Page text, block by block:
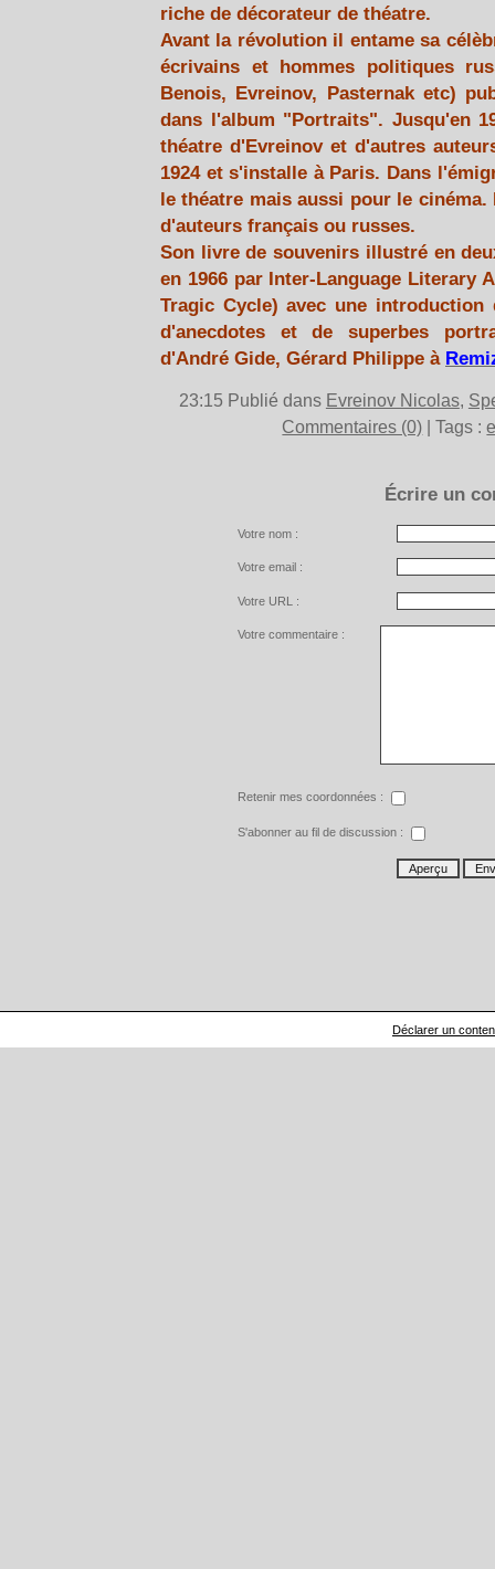
riche de décorateur de théatre.
Avant la révolution il entame sa
écrivains et hommes politiques
Benois, Evreinov, Pasternak etc)
dans l'album "Portraits". Jusqu'en
théatre d'Evreinov et d'autres
1924 et s'installe à Paris. Dans
le théatre mais aussi pour le
d'auteurs français ou russes.
Son livre de souvenirs illustré en
en 1966 par Inter-Language Literary
Tragic Cycle) avec une introduction
d'anecdotes et de superbes
d'André Gide, Gérard Philippe à
23:15 Publié dans Evreinov Nicolas,
Commentaires (0) | Tags :
Écrire un
Votre nom :
Votre email :
Votre URL :
Votre commentaire :
Retenir mes coordonnées :
S'abonner au fil de discussion :
Déclarer un